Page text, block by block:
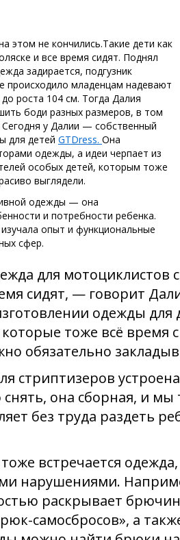
этом не кончились.Такие дети как
и все время сидят. Поднял
задирается, подгузник
происходило младенцам надевают
роста 104 см. Тогда Далия
боди разных размеров, в том
Сегодня у Далии — собственный
для детей GTDress. Она
одежды, а идеи черпает из
особых детей, которым тоже
выглядели.
одежды — она
и потребности ребенка.
опыт и функциональные
сфер.
для мотоциклистов
сидят, — говорит
одежды
тоже всё время
обязательно
стриптизеров
снять, она сборная, и
без труда раздеть
встречается
нарушениями.
раскрывает
самосбросов», а